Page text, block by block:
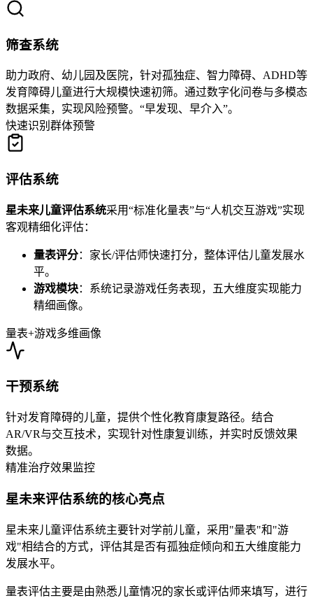
筛查系统
助力政府、幼儿园及医院，针对孤独症、智力障碍、ADHD等
发育障碍儿童进行大规模快速初筛。通过数字化问卷与多模态
数据采集，实现风险预警。“早发现、早介入”。
快速识别 群体预警
评估系统
星未来儿童评估系统采用“标准化量表”与“人机交互游戏”实现
客观精细化评估：
量表评分：家长/评估师快速打分，整体评估儿童发展水
平。
游戏模块：系统记录游戏任务表现，五大维度实现能力
精细画像。
量表+游戏多维画像
干预系统
针对发育障碍的儿童，提供个性化教育康复路径。结合
AR/VR与交互技术，实现针对性康复训练，并实时反馈效果
数据。
精准治疗效果监控
星未来评估系统的核心亮点
星未来儿童评估系统主要针对学前儿童，采用"量表"和"游
戏"相结合的方式，评估其是否有孤独症倾向和五大维度能力
发展水平。
量表评估主要是由熟悉儿童情况的家长或评估师来填写，进行